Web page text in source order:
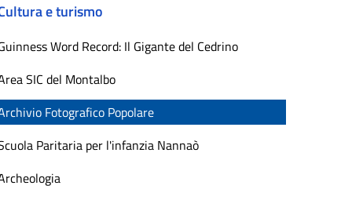
e turismo
Word Record: Il Gigante del Cedrino
SIC del Montalbo
Fotografico Popolare
Paritaria per l'infanzia Nannaò